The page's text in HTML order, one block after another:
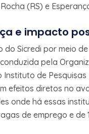
(RS) e
e impacto
do Sicredi por meio
pela
Instituto de
efeitos diretos no
onde há essas
de emprego e de